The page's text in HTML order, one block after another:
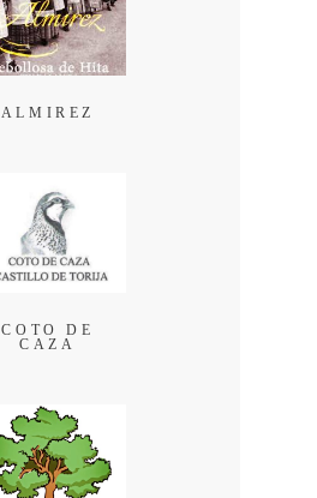
ALMIREZ
COTO DE
CAZA